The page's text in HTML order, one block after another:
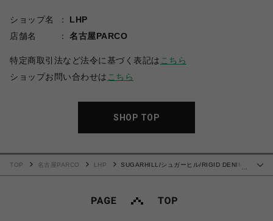
ショップ名
LHP
店舗名
名古屋PARCO
特定商取引法など法令に基づく表記は こちら
ショップお問い合わせは こちら
SHOP TOP
…
TOP 名古屋PARCO LHP
SUGARHILL/シュガーヒル/RIGID DENIM